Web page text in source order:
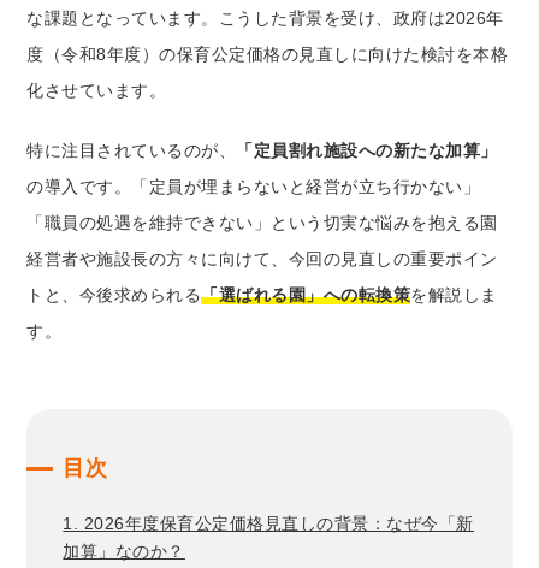
な課題となっています。こうした背景を受け、政府は2026年
度（令和8年度）の保育公定価格の見直しに向けた検討を本格
化させています。
特に注目されているのが、
「定員割れ施設への新たな加算」
の導入です。「定員が埋まらないと経営が立ち行かない」
「職員の処遇を維持できない」という切実な悩みを抱える園
経営者や施設長の方々に向けて、今回の見直しの重要ポイン
トと、今後求められる「選ばれる園」への転換策を解説しま
す。
目次
1. 2026年度保育公定価格見直しの背景：なぜ今「新
加算」なのか？